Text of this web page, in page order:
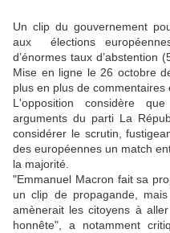
Un clip du gouvernement
aux élections
d’énormes taux d’abstention
Mise en ligne le 26 octobre
plus en plus de commentaires
L'opposition considère
arguments du parti La
considérer le scrutin,
des européennes un match
la majorité.
"Emmanuel Macron fait sa
un clip de propagande,
amènerait les citoyens à
honnête", a notamment